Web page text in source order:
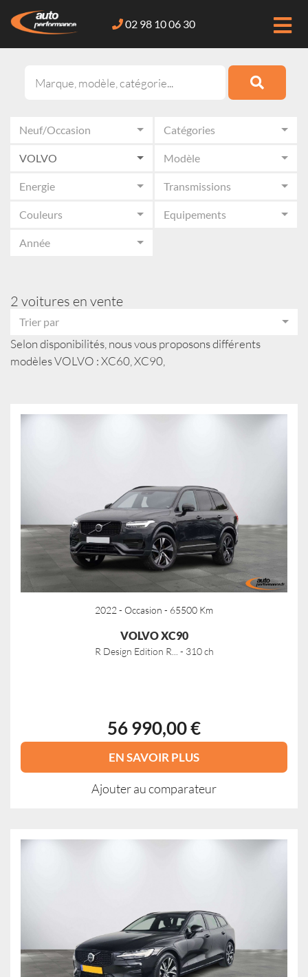
02 98 10 06 30
Neuf/Occasion Catégories
VOLVO Modèle
Energie Transmissions
Couleurs Equipements
Année
2 voitures en vente
Trier par
Selon disponibilités, nous vous proposons différents
modèles VOLVO : XC60, XC90,
2022 - Occasion - 65500 Km
VOLVO XC90
R Design Edition R... - 310 ch
56 990,00 €
EN SAVOIR PLUS
Ajouter au comparateur